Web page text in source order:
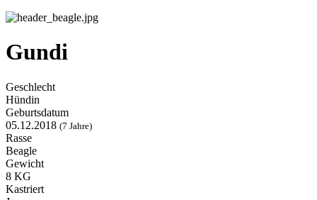
Gundi
Geschlecht
Hündin
Geburtsdatum
05.12.2018 (7 Jahre)
Rasse
Beagle
Gewicht
8 KG
Kastriert